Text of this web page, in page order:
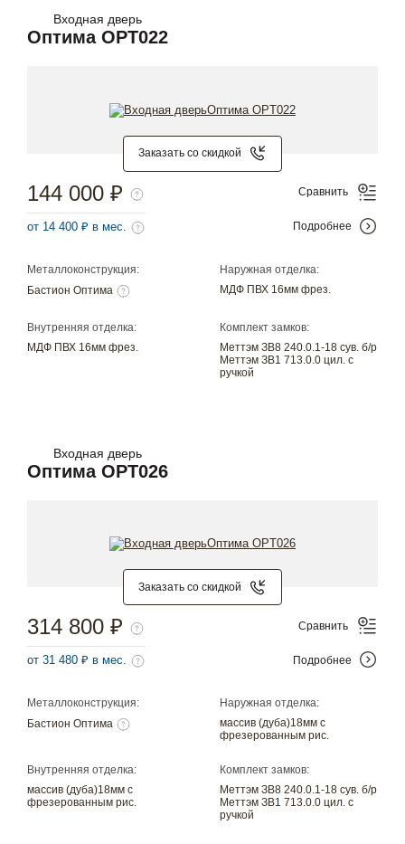
Входная дверь
Оптима OPT022
Заказать со скидкой
Металлоконструкция:
Бастион Оптима
Наружная отделка:
МДФ ПВХ 16мм фрез.
Внутренняя отделка:
МДФ ПВХ 16мм фрез.
Комплект замков:
Меттэм ЗВ8 240.0.1-18 сув. б/р
Меттэм ЗВ1 713.0.0 цил. с
ручкой
144 000 ₽
от 14 400 ₽ в мес.
Сравнить
Подробнее
Входная дверь
Оптима OPT026
Заказать со скидкой
Металлоконструкция:
Бастион Оптима
Наружная отделка:
массив (дуба)18мм с
фрезерованным рис.
Внутренняя отделка:
массив (дуба)18мм с
фрезерованным рис.
Комплект замков:
Меттэм ЗВ8 240.0.1-18 сув. б/р
Меттэм ЗВ1 713.0.0 цил. с
ручкой
314 800 ₽
от 31 480 ₽ в мес.
Сравнить
Подробнее